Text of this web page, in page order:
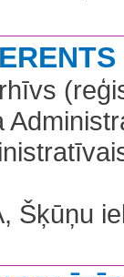
Šķūņu